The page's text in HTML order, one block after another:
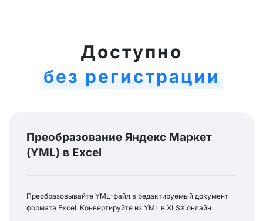
Доступно
без регистрации
Преобразование Яндекс Маркет
(YML) в Excel
Преобразовывайте YML-файл в редактируемый документ
формата Excel. Конвертируйте из YML в XLSX онлайн